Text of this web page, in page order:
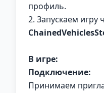
профиль.
2. Запускаем игру
В игре:
Подключение:
Принимаем